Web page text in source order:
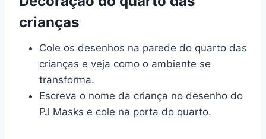
crianças
Cole os desenhos na parede do quarto das
crianças e veja como o ambiente se
transforma.
Escreva o nome da criança no desenho do
PJ Masks e cole na porta do quarto.